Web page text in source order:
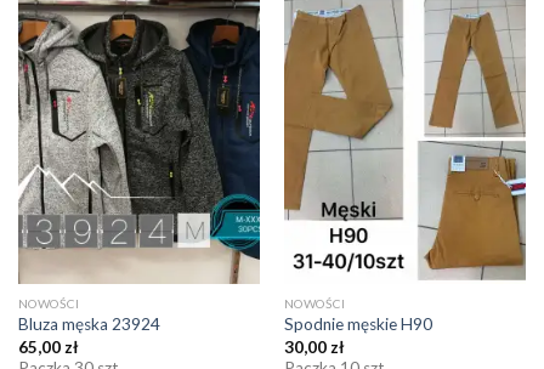
NOWOŚCI
Bluza męska 23924
65,00 zł
NOWOŚCI
Spodnie męskie H90
30,00 zł